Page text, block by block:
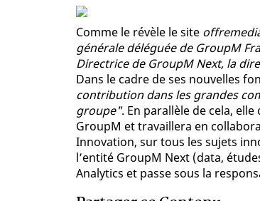
Comme le révèle le site
générale déléguée de GroupM
Directrice de GroupM Next, la
Dans le cadre de ses nouvelles
contribution dans les grandes
groupe". En parallèle de cela,
GroupM et travaillera en
Innovation, sur tous les sujets
l’entité GroupM Next (data,
Analytics et passe sous la